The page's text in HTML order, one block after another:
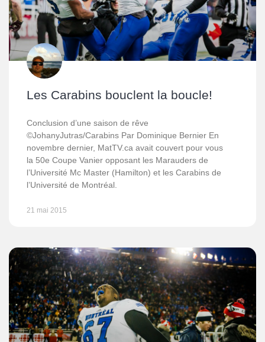
Les Carabins bouclent la boucle!
Conclusion d’une saison de rêve
©JohanyJutras/Carabins Par Dominique Bernier En
novembre dernier, MatTV.ca avait couvert pour vous
la 50e Coupe Vanier opposant les Marauders de
l’Université Mc Master (Hamilton) et les Carabins de
l’Université de Montréal.
21 mai 2015